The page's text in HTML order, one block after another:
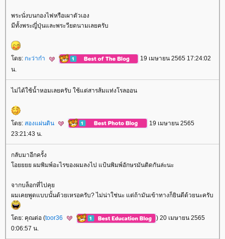
พระนั่งบนกองไฟหรือเผาตัวเอง
มีทั้งพระญี่ปุ่นและพระวียดนามเลยครับ
ดย: กะว่าก๋า
19 เมษายน 2565 17:24:02
น.
ไม่ได้ใช้น้ำหอมเลยครับ ใช้แต่สารส้มแท่งโรลออน
ดย: สองแผ่นดิน
19 เมษายน 2565
23:21:43 น.
กลับมาอีกครั้ง
อยยยย ผมพิมพ์อะไรของผมลงไป แป้นพิมพ์อักษรมันติดกันล่ะนะ
จากบล็อกที่ไปคุ
ผมเคยพูดแบบนั้นด้วยเหรอครับ? ไม่น่าใช่นะ แต่ถ้ามันเข้าทางก็ยินดีด้วยนะครับ
ดย: คุณต่อ (toor36
) 20 เมษายน 2565
0:06:57 น.